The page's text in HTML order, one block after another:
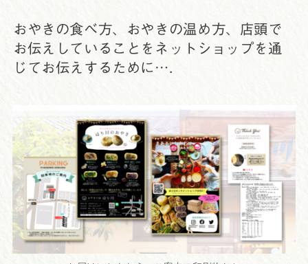
おやきの食べ方、おやきの温め方、店頭で
お伝えしていることをネットショップを通
じてお伝えするために….